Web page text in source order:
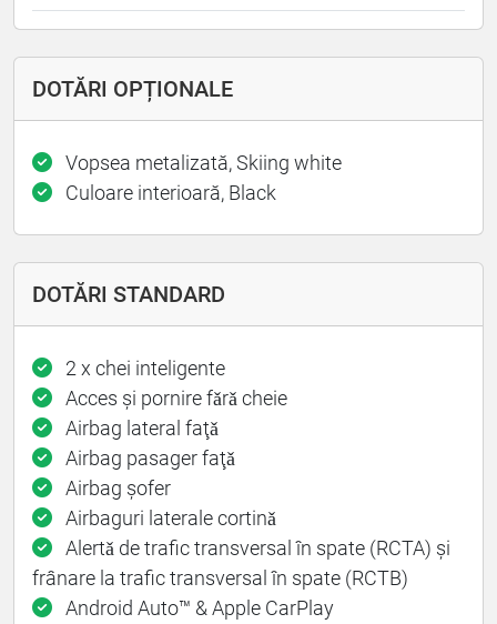
DOTĂRI OPȚIONALE
Vopsea metalizată, Skiing white
Culoare interioară, Black
DOTĂRI STANDARD
2 x chei inteligente
Acces și pornire fǎrǎ cheie
Airbag lateral faţǎ
Airbag pasager faţǎ
Airbag șofer
Airbaguri laterale cortinǎ
Alertǎ de trafic transversal în spate (RCTA) și
frânare la trafic transversal în spate (RCTB)
Android Auto™ & Apple CarPlay